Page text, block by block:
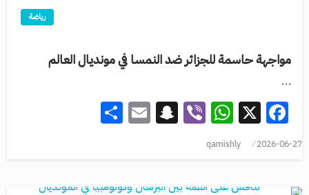
رياضة
مواجهة حاسمة للجزائر ضد النمسا في مونديال العالم
…
Facebook
X
WhatsApp
Viber
Snapchat
Email
2026-06-27
qamishly